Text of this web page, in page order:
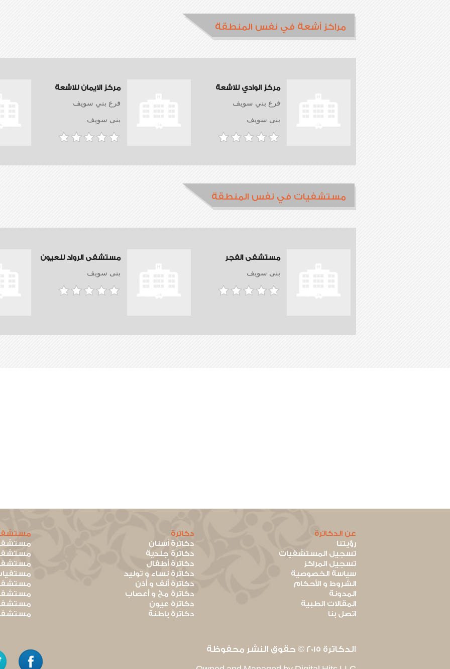
مراكز أشعة في نفس المنطقة
مركز الايمان للاشعة
فرع بني سويف
بنى سويف
مركز الوادي للاشعة
فرع بني سويف
بنى سويف
مستشفيات في نفس المنطقة
مستشفى الرواد للعيون
بنى سويف
مستشفى الفجر
بنى سويف
عن الدكاترة
رؤيتنا
تسجيل المستشفيات
تسجيل المراكز
سياسة الخصوصية
الشروط و الأحكام
المدونة
المقالات الطبية
اتصل بنا
دكاترة
دكاترة أسنان
دكاترة جلدية
دكاترة أطفال
دكاترة نساء و توليد
دكاترة أنف و أذن
دكاترة مخ و أعصاب
دكاترة عيون
دكاترة باطنة
الدكاترة 2015 © حقوق النشر محفوظة